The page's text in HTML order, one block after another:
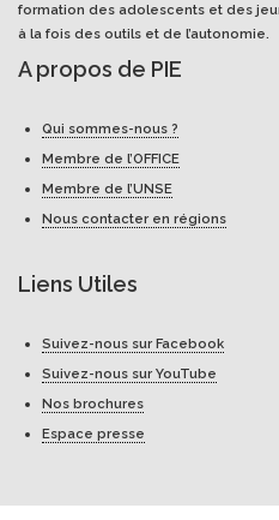
formation des adolescents et des
à la fois des outils et de l’autonomie.
A propos de PIE
Qui sommes-nous ?
Membre de l’OFFICE
Membre de l’UNSE
Nous contacter en régions
Liens Utiles
Suivez-nous sur Facebook
Suivez-nous sur YouTube
Nos brochures
Espace presse